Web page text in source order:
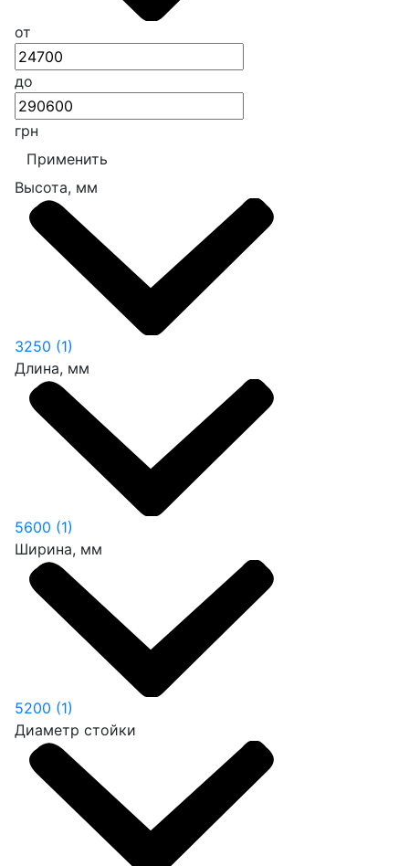
от
до
грн
Применить
Высота, мм
3250 (1)
Длина, мм
5600 (1)
Ширина, мм
5200 (1)
Диаметр стойки